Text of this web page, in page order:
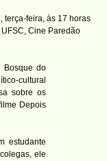
terça-feira, às 17 horas
Cine Paredão
Bosque do
cultural
sobre os
Depois
estudante
ele